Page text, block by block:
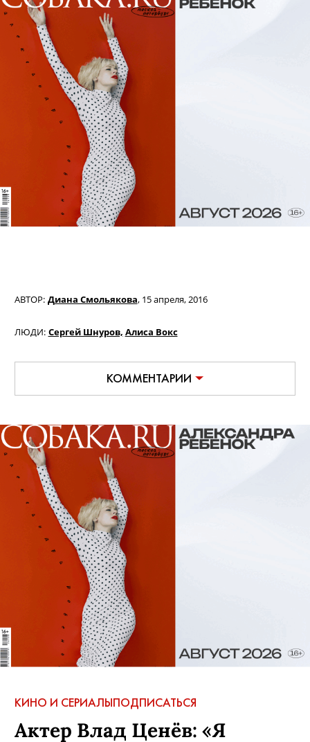
АВТОР: Диана Смольякова, 15 апреля, 2016
ЛЮДИ: Сергей Шнуров, Алиса Вокс
КОММЕНТАРИИ
КИНО И СЕРИАЛЫПОДПИСАТЬСЯ
Актер Влад Ценёв: «Я